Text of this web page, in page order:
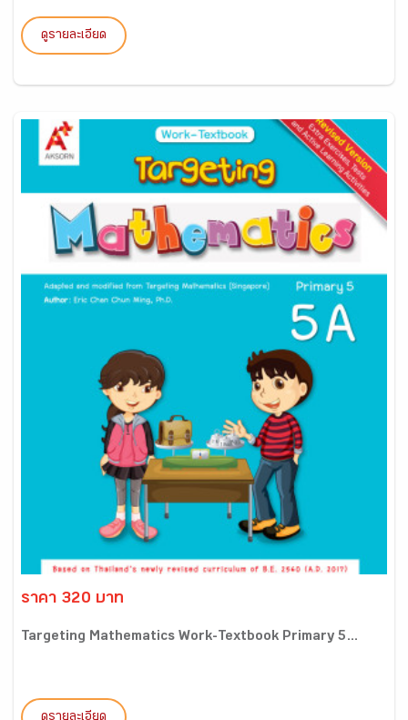
ดูรายละเอียด
ราคา 320 บาท
Targeting Mathematics Work-Textbook Primary 5...